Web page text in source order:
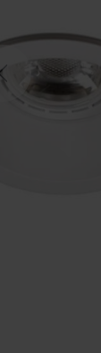
Previous